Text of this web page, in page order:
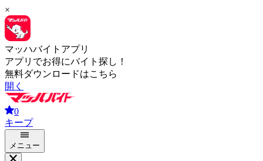
×
マッハバイトアプリ
アプリでお得にバイト探し！
無料ダウンロードはこちら
開く
0
キープ
メニュー